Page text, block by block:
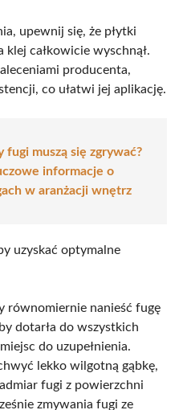
upewnij się, że płytki
klej całkowicie wyschnął.
producenta,
co ułatwi jej aplikację.
fugi muszą się zgrywać?
informacje o
w aranżacji wnętrz
uzyskać optymalne
równomiernie nanieść fugę
dotarła do wszystkich
do uzupełnienia.
lekko wilgotną gąbkę,
fugi z powierzchni
zmywania fugi ze